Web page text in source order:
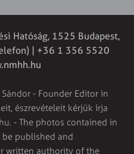
Hatóság, 1525 Budapest,
| +36 1 356 5520
- Founder Editor in
észrevételeit kérjük írja
. - The photos contained in
published and
written authority of the